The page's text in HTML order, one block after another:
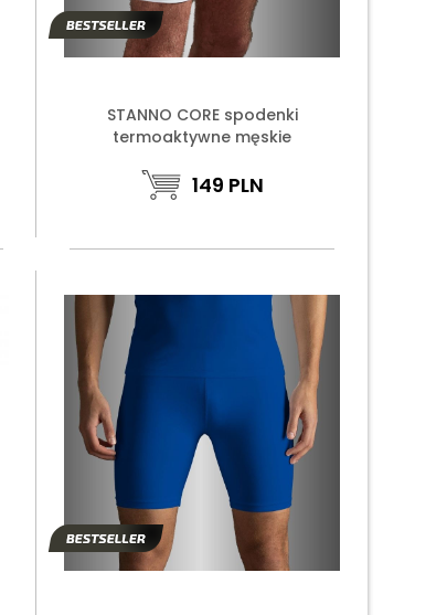
STANNO CORE spodenki
termoaktywne męskie
149 PLN